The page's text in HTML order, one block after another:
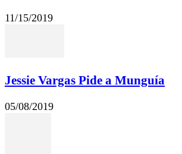
11/15/2019
Jessie Vargas Pide a Munguía
05/08/2019